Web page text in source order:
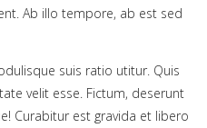
Ab illo tempore, ab est sed
suis ratio utitur. Quis
velit esse. Fictum, deserunt
Curabitur est gravida et libero